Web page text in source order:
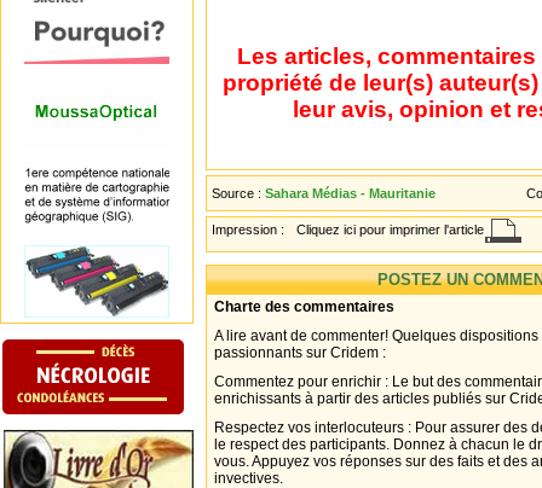
Les articles,
propriété de leur(s)
leur avis, opinion et
Source : Sahara Médias - Mauritanie
Impression : Cliquez ici pour imprimer l'article
POSTEZ UN
Charte des commentaires
A lire avant de commenter! Quelques
passionnants sur Cridem :
Commentez pour enrichir : Le but des
enrichissants à partir des articles publiés sur
Respectez vos interlocuteurs : Pour assurer des
le respect des participants. Donnez à chacun le
vous. Appuyez vos réponses sur des faits et des
invectives.